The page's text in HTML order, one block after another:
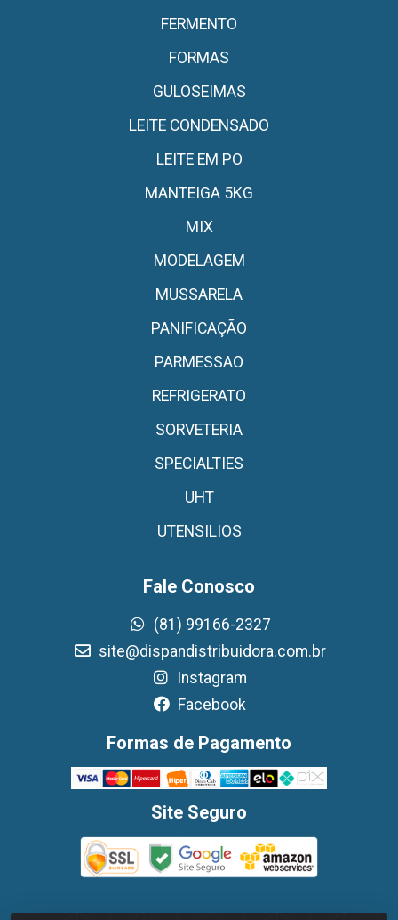
FERMENTO
FORMAS
GULOSEIMAS
LEITE CONDENSADO
LEITE EM PO
MANTEIGA 5KG
MIX
MODELAGEM
MUSSARELA
PANIFICAÇÃO
PARMESSAO
REFRIGERATO
SORVETERIA
SPECIALTIES
UHT
UTENSILIOS
Fale Conosco
(81) 99166-2327
site@dispandistribuidora.com.br
Instagram
Facebook
Formas de Pagamento
Site Seguro